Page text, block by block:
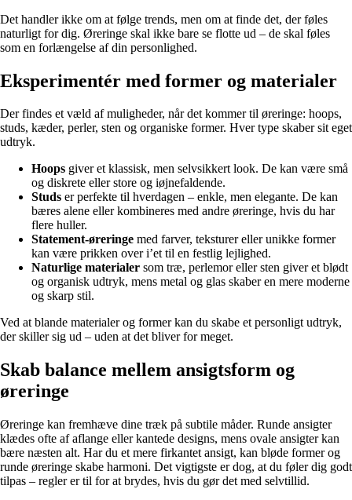
Det handler ikke om at følge trends, men om at finde det, der føles
naturligt for dig. Øreringe skal ikke bare se flotte ud – de skal føles
som en forlængelse af din personlighed.
Eksperimentér med former og materialer
Der findes et væld af muligheder, når det kommer til øreringe: hoops,
studs, kæder, perler, sten og organiske former. Hver type skaber sit eget
udtryk.
Hoops giver et klassisk, men selvsikkert look. De kan være små
og diskrete eller store og iøjnefaldende.
Studs er perfekte til hverdagen – enkle, men elegante. De kan
bæres alene eller kombineres med andre øreringe, hvis du har
flere huller.
Statement-øreringe med farver, teksturer eller unikke former
kan være prikken over i’et til en festlig lejlighed.
Naturlige materialer som træ, perlemor eller sten giver et blødt
og organisk udtryk, mens metal og glas skaber en mere moderne
og skarp stil.
Ved at blande materialer og former kan du skabe et personligt udtryk,
der skiller sig ud – uden at det bliver for meget.
Skab balance mellem ansigtsform og
øreringe
Øreringe kan fremhæve dine træk på subtile måder. Runde ansigter
klædes ofte af aflange eller kantede designs, mens ovale ansigter kan
bære næsten alt. Har du et mere firkantet ansigt, kan bløde former og
runde øreringe skabe harmoni. Det vigtigste er dog, at du føler dig godt
tilpas – regler er til for at brydes, hvis du gør det med selvtillid.